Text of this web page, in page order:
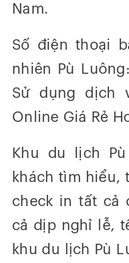
Nam.
Số điện thoại
nhiên Pù
Sử dụng dịch
Online Giá Rẻ
Khu du lịch
khách tìm hiểu,
check in tất cả
cả dịp nghỉ lễ,
khu du lịch Pù